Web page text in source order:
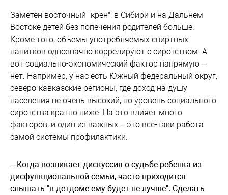
Заметен восточный "крен": в Сибири и на Дальнем
Востоке детей без попечения родителей больше.
Кроме того, объемы употребляемых спиртных
напитков однозначно коррелируют с сиротством. А
вот социально-экономический фактор напрямую –
нет. Например, у нас есть Южный федеральный округ,
северо-кавказские регионы, где доход на душу
населения не очень высокий, но уровень социального
сиротства кратно ниже. На это влияет много
факторов, и один из важных – это все-таки работа
самой системы профилактики.
– Когда возникает дискуссия о судьбе ребенка из
дисфункциональной семьи, часто приходится
слышать "в детдоме ему будет не лучше". Сделать